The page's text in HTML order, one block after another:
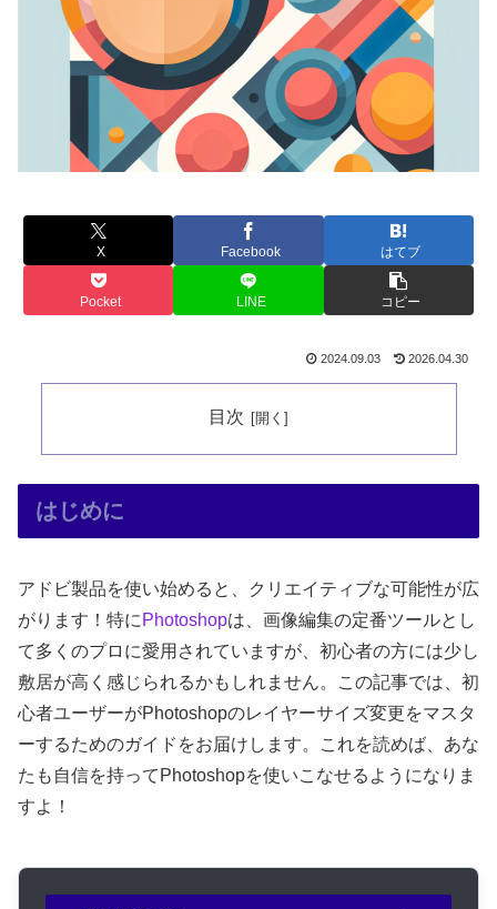
X Facebook はてブ
Pocket LINE コピー
2024.09.03 2026.04.30
目次
はじめに
アドビ製品を使い始めると、クリエイティブな可能性が広
がります！特に Photoshopは、画像編集の定番ツールとし
て多くのプロに愛用されていますが、初心者の方には少し
敷居が高く感じられるかもしれません。この記事では、初
心者ユーザーがPhotoshopのレイヤーサイズ変更をマスタ
ーするためのガイドをお届けします。これを読めば、あな
たも自信を持ってPhotoshopを使いこなせるようになりま
すよ！